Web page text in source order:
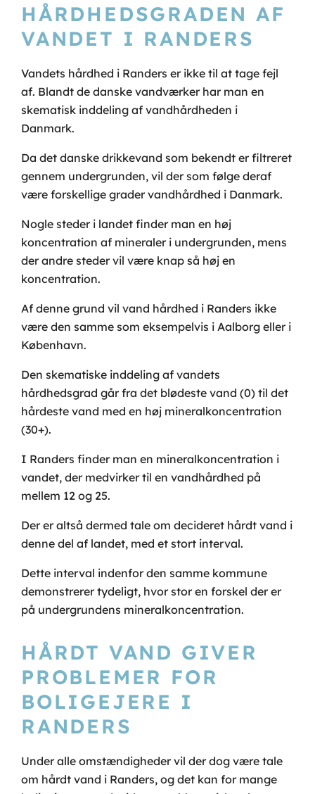
HÅRDHEDSGRADEN AF
VANDET I RANDERS
Vandets hårdhed i Randers er ikke til at tage fejl
af. Blandt de danske vandværker har man en
skematisk inddeling af vandhårdheden i
Danmark.
Da det danske drikkevand som bekendt er filtreret
gennem undergrunden, vil der som følge deraf
være forskellige grader vandhårdhed i Danmark.
Nogle steder i landet finder man en høj
koncentration af mineraler i undergrunden, mens
der andre steder vil være knap så høj en
koncentration.
Af denne grund vil vand hårdhed i Randers ikke
være den samme som eksempelvis i Aalborg eller i
København.
Den skematiske inddeling af vandets
hårdhedsgrad går fra det blødeste vand (0) til det
hårdeste vand med en høj mineralkoncentration
(30+).
I Randers finder man en mineralkoncentration i
vandet, der medvirker til en vandhårdhed på
mellem 12 og 25.
Der er altså dermed tale om decideret hårdt vand i
denne del af landet, med et stort interval.
Dette interval indenfor den samme kommune
demonstrerer tydeligt, hvor stor en forskel der er
på undergrundens mineralkoncentration.
HÅRDT VAND GIVER
PROBLEMER FOR
BOLIGEJERE I
RANDERS
Under alle omstændigheder vil der dog være tale
om hårdt vand i Randers, og det kan for mange